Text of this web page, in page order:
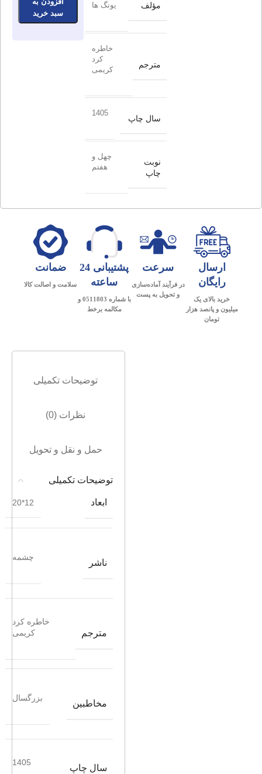
مؤلف
یونگ ها
مترجم
خاطره
کرد
کریمی
سال چاپ
1405
نوبت
چاپ
چهل و
هفتم
سبد خرید
ارسال
رایگان
خرید بالای یک
میلیون و پانصد هزار
تومان
سرعت
در فرآیند آماده‌سازی
و تحویل به پست
پشتیبانی 24
ساعته
با شماره 0511803 و
مکالمه برخط
ضمانت
سلامت و اصالت کالا
توضیحات تکمیلی
نظرات (0)
حمل و نقل و تحویل
توضیحات تکمیلی
ابعاد 12*20
ناشر
چشمه
مترجم
خاطره کرد
کریمی
مخاطبین
بزرگسال
سال چاپ
1405